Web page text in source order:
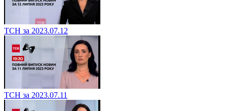
ТСН за 2023.07.12
ТСН за 2023.07.11